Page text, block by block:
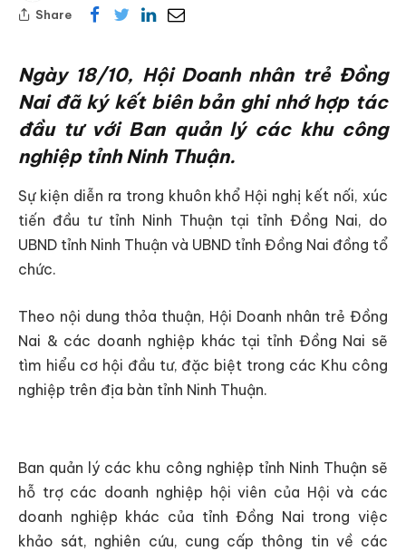
Share
Ngày 18/10, Hội Doanh nhân trẻ Đồng
Nai đã ký kết biên bản ghi nhớ hợp tác
đầu tư với Ban quản lý các khu công
nghiệp tỉnh Ninh Thuận.
Sự kiện diễn ra trong khuôn khổ Hội nghị kết nối, xúc
tiến đầu tư tỉnh Ninh Thuận tại tỉnh Đồng Nai, do
UBND tỉnh Ninh Thuận và UBND tỉnh Đồng Nai đồng tổ
chức.
Theo nội dung thỏa thuận, Hội Doanh nhân trẻ Đồng
Nai & các doanh nghiệp khác tại tỉnh Đồng Nai sẽ
tìm hiểu cơ hội đầu tư, đặc biệt trong các Khu công
nghiệp trên địa bàn tỉnh Ninh Thuận.
Ban quản lý các khu công nghiệp tỉnh Ninh Thuận sẽ
hỗ trợ các doanh nghiệp hội viên của Hội và các
doanh nghiệp khác của tỉnh Đồng Nai trong việc
khảo sát, nghiên cứu, cung cấp thông tin về các